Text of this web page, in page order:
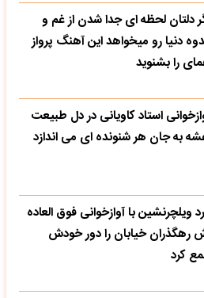
دلتان لحظه ای جدا شدن از غم و
دنیا رو میخواهد این آهنگ پرواز
را بشنوید
استاد کاویانی در دل طبیعت
به جان هر شنونده ای می اندازد
ویلچرنشین با آوازخوانی فوق العاده
رهگذران خیابان را دور خودش
کرد